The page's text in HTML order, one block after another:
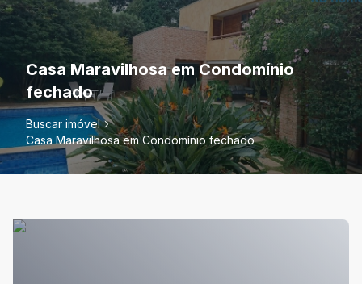
Casa Maravilhosa em Condomínio
fechado
Buscar imóvel
Casa Maravilhosa em Condomínio fechado